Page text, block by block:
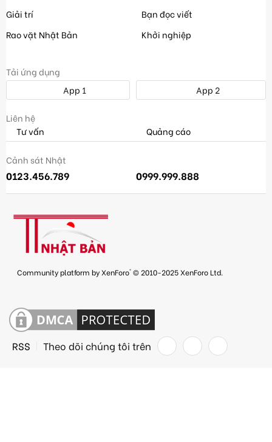
Giải trí
Rao vặt Nhật Bản
Bạn đọc viết
Khởi nghiệp
Tải ứng dụng
App 1
App 2
Liên hệ
Tư vấn
Quảng cáo
Cảnh sát Nhật
0123.456.789 0999.999.888
Community platform by XenForo® © 2010-2025 XenForo Ltd.
RSS Theo dõi chúng tôi trên